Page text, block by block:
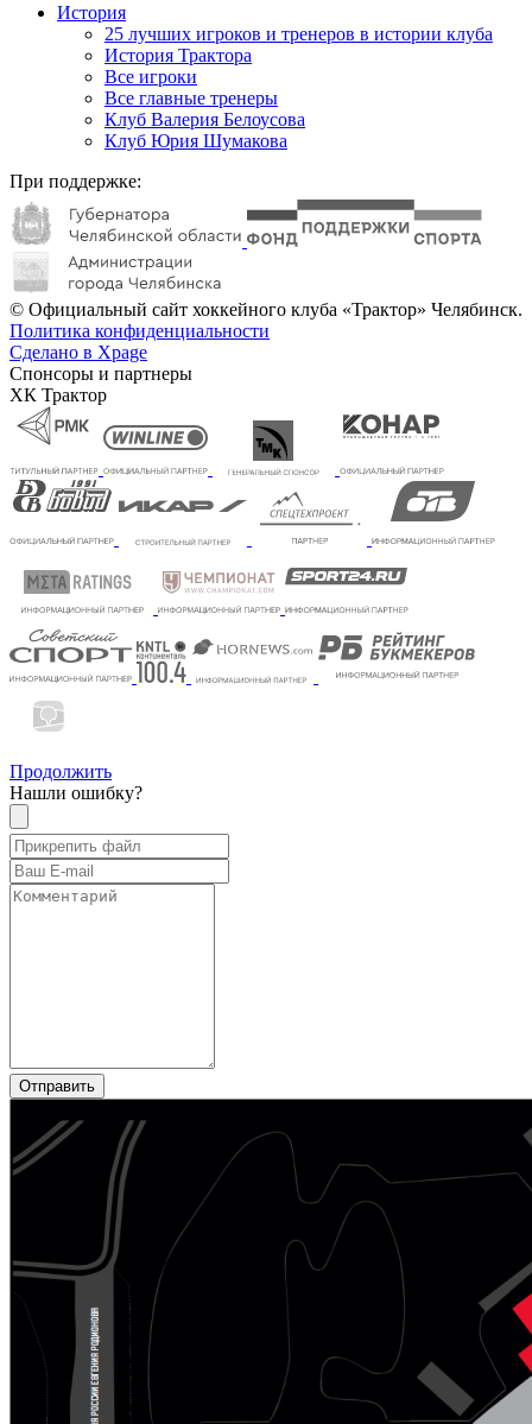
История
25 лучших игроков и тренеров в истории клуба
История Трактора
Все игроки
Все главные тренеры
Клуб Валерия Белоусова
Клуб Юрия Шумакова
При поддержке:
© Официальный сайт хоккейного клуба «Трактор» Челябинск.
Политика конфиденциальности
Сделано в Xpage
Спонсоры и партнеры
ХК Трактор
Продолжить
Нашли ошибку?